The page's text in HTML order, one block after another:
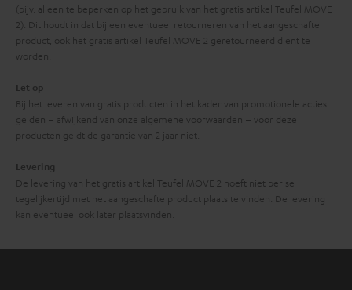
(bijv. alleen te beperken op het gebruik van het gratis artikel Teufel MOVE
2). Dit houdt in dat bij een eventueel retourneren van het aangeschafte
product, ook het gratis artikel Teufel MOVE 2 geretourneerd dient te
worden.
Let op
Bij het leveren van gratis producten in het kader van promotionele acties
gelden – afwijkend van onze algemene voorwaarden – voor deze
producten geldt de garantie van 2 jaar niet.
Levering
De levering van het gratis artikel Teufel MOVE 2 hoeft niet per se
tegelijkertijd met het aangeschafte product plaats te vinden. De levering
kan eventueel ook later plaatsvinden.